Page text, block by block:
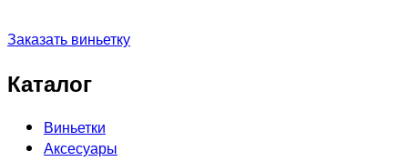
Заказать виньетку
Каталог
Виньетки
Аксесуары